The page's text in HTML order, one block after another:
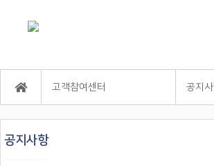
고객참여센터 공지
공지사항